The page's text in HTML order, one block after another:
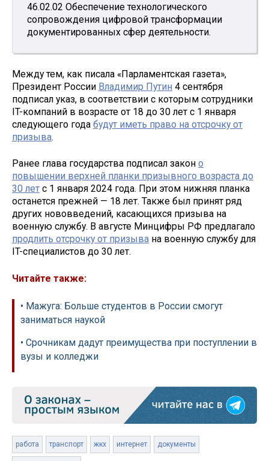
46.02.02 Обеспечение технологического
сопровождения цифровой трансформации
документированных сфер деятельности.
Между тем, как писала «Парламентская газета»,
Президент России Владимир Путин 4 сентября
подписал указ, в соответствии с которым сотрудники
IT-компаний в возрасте от 18 до 30 лет с 1 января
следующего года будут иметь право на отсрочку от
призыва.
Ранее глава государства подписал закон о
повышении верхней планки призывного возраста до
30 лет с 1 января 2024 года. При этом нижняя планка
останется прежней — 18 лет. Также был принят ряд
других нововведений, касающихся призыва на
военную службу. В августе Минцифры РФ предлагало
продлить отсрочку от призыва на военную службу для
IT-специалистов до 30 лет.
Читайте также:
• Мажуга: Больше студентов в России смогут
заниматься наукой
• Срочникам дадут преимущества при поступлении в
вузы и колледжи
работа транспорт жкх интернет документы